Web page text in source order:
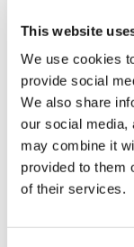
This website
We use cookies
provide social
We also share
our social media,
may combine it
provided to them
of their services.
Flymedi
Piani Di
Carriere
FAQ
Blog
Informativa
Termini e
Politica di
Contattaci
Aggiungi la